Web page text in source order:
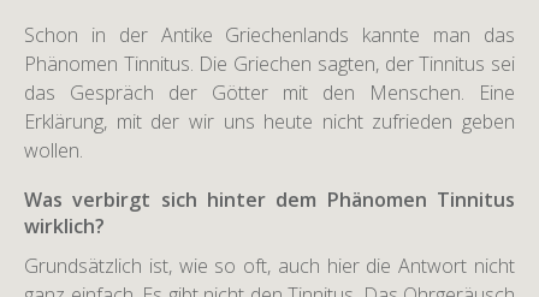
Schon in der Antike Griechenlands kannte man das
Phänomen Tinnitus. Die Griechen sagten, der Tinnitus sei
das Gespräch der Götter mit den Menschen. Eine
Erklärung, mit der wir uns heute nicht zufrieden geben
wollen.
Was verbirgt sich hinter dem Phänomen Tinnitus
wirklich?
Grundsätzlich ist, wie so oft, auch hier die Antwort nicht